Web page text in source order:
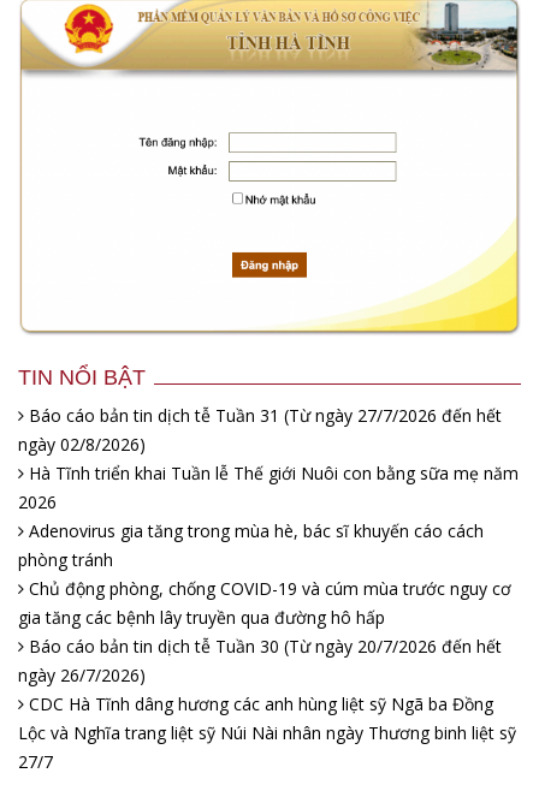
TIN NỔI BẬT
Báo cáo bản tin dịch tễ Tuần 31 (Từ ngày 27/7/2026 đến hết
ngày 02/8/2026)
Hà Tĩnh triển khai Tuần lễ Thế giới Nuôi con bằng sữa mẹ năm
2026
Adenovirus gia tăng trong mùa hè, bác sĩ khuyến cáo cách
phòng tránh
Chủ động phòng, chống COVID-19 và cúm mùa trước nguy cơ
gia tăng các bệnh lây truyền qua đường hô hấp
Báo cáo bản tin dịch tễ Tuần 30 (Từ ngày 20/7/2026 đến hết
ngày 26/7/2026)
CDC Hà Tĩnh dâng hương các anh hùng liệt sỹ Ngã ba Đồng
Lộc và Nghĩa trang liệt sỹ Núi Nài nhân ngày Thương binh liệt sỹ
27/7